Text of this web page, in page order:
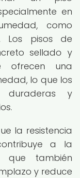
en
como
Los pisos de
sellado y
ofrecen una
lo que los
duraderas y
la resistencia
a la
que también
y reduce